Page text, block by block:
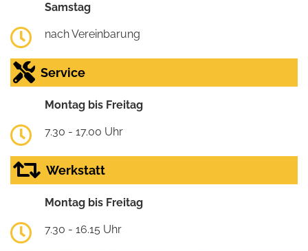
Samstag
nach Vereinbarung
Service
Montag bis Freitag
7.30 - 17.00 Uhr
Werkstatt
Montag bis Freitag
7.30 - 16.15 Uhr